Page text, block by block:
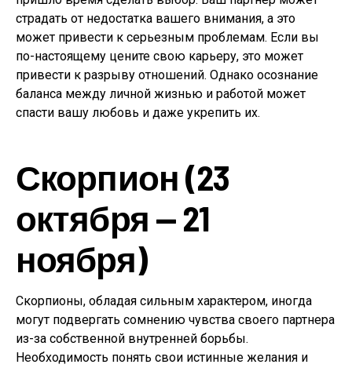
страдать от недостатка вашего внимания, а это
может привести к серьезным проблемам. Если вы
по-настоящему цените свою карьеру, это может
привести к разрыву отношений. Однако осознание
баланса между личной жизнью и работой может
спасти вашу любовь и даже укрепить их.
Скорпион (23
октября — 21
ноября)
Скорпионы, обладая сильным характером, иногда
могут подвергать сомнению чувства своего партнера
из-за собственной внутренней борьбы.
Необходимость понять свои истинные желания и